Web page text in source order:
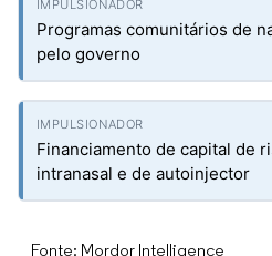
Programas comunitários de
pelo governo
Financiamento de capital de
intranasal e de autoinjector
Fonte: Mordor Intelligence